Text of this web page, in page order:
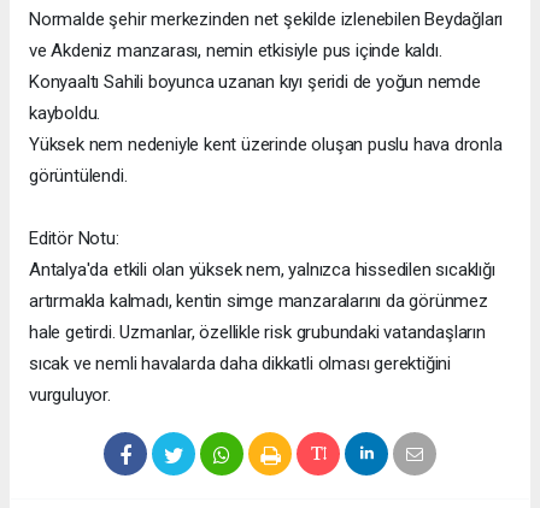
Normalde şehir merkezinden net şekilde izlenebilen Beydağları
ve Akdeniz manzarası, nemin etkisiyle pus içinde kaldı.
Konyaaltı Sahili boyunca uzanan kıyı şeridi de yoğun nemde
kayboldu.
Yüksek nem nedeniyle kent üzerinde oluşan puslu hava dronla
görüntülendi.
Editör Notu:
Antalya'da etkili olan yüksek nem, yalnızca hissedilen sıcaklığı
artırmakla kalmadı, kentin simge manzaralarını da görünmez
hale getirdi. Uzmanlar, özellikle risk grubundaki vatandaşların
sıcak ve nemli havalarda daha dikkatli olması gerektiğini
vurguluyor.